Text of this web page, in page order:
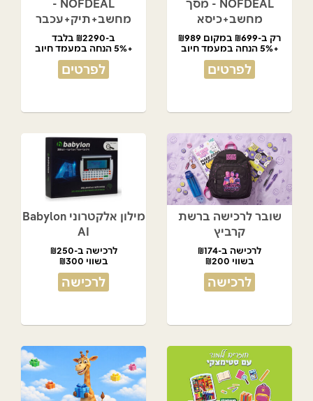
NOFDEAL - מסך
מחשב+כיסא
רק ב-₪699 במקום ₪989
+5% הנחה במעמד חיוב
לפרטים
NOFDEAL -
מחשב+תיק+עכבר
ב-₪2290 בלבד
+5% הנחה במעמד חיוב
לפרטים
שובר לרכישה ברשת
קרביץ
לרכישה ב-₪174
בשווי ₪200
לרכישה
מילון אלקטרוני Babylon
AI
לרכישה ב-₪250
בשווי ₪300
לרכישה